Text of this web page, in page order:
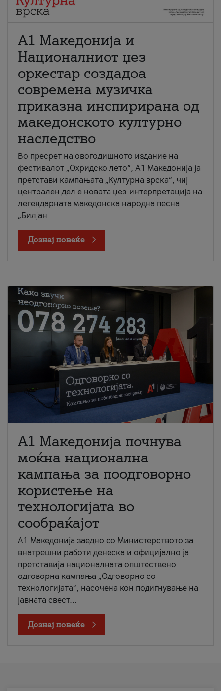
А1 Македонија и
Националниот џез
оркестар создадоа
современа музичка
приказна инспирирана од
македонското културно
наследство
Во пресрет на овогодишното издание на
фестивалот „Охридско лето“, А1 Македонија ја
претстави кампањата „Културна врска“, чиј
централен дел е новата џез-интерпретација на
легендарната македонска народна песна
„Билјан
Дознај повеќе
A1 Македонија почнува
моќна национална
кампања за поодговорно
користење на
технологијата во
сообраќајот
A1 Македонија заедно со Министерството за
внатрешни работи денеска и официјално ја
претставија националната општествено
одговорна кампања „Одговорно со
технологијата“, насочена кон подигнување на
јавната свест...
Дознај повеќе